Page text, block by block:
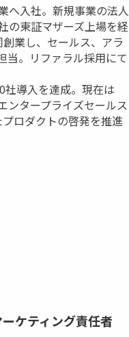
へ入社。新規事業の法人
の東証マザーズ上場を経
業し、セールス、アラ
当。リファラル採用にて
導入を達成。現在は
ンタープライズセールス
ロダクトの啓発を推進
ケティング責任者